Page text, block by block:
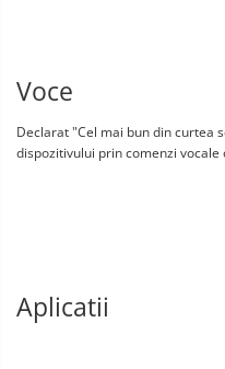
Voce
Declarat "Cel mai bun din curtea
dispozitivului prin comenzi vocale
Aplicatii